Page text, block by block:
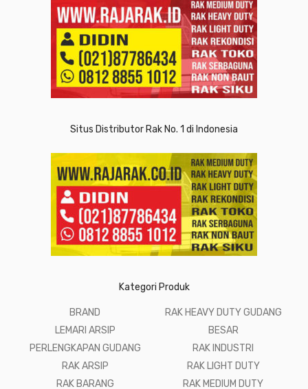
Situs Distributor Rak No. 1 di Indonesia
Kategori Produk
BRAND
LEMARI ARSIP
PERLENGKAPAN GUDANG
RAK ARSIP
RAK BARANG
RAK HEAVY DUTY GUDANG
BESAR
RAK INDUSTRI
RAK LIGHT DUTY
RAK MEDIUM DUTY